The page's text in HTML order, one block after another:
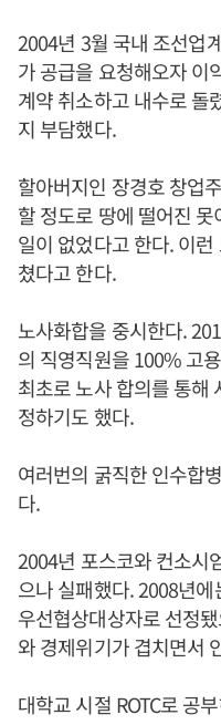
2004년 3월 국내 조선업
가 공급을 요청해오자 이
계약 취소하고 내수로 돌
지 부담했다.
할아버지인 장경호 창업
할 정도로 땅에 떨어진
일이 없었다고 한다. 이런
쳤다고 한다.
노사화합을 중시한다.
의 직영직원을 100% 고
최초로 노사 합의를 통해
정하기도 했다.
여러번의 굵직한 인수합
다.
2004년 포스코와 컨소시
으나 실패했다. 2008년
우선협상대상자로 선정
와 경제위기가 겹치면서
대학교 시절 ROTC로 공